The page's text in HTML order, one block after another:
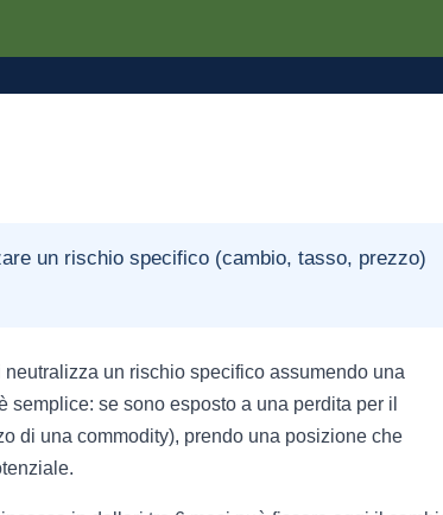
un rischio specifico (cambio, tasso, prezzo)
un rischio specifico assumendo una
se sono esposto a una perdita per il
di una commodity), prendo una posizione che